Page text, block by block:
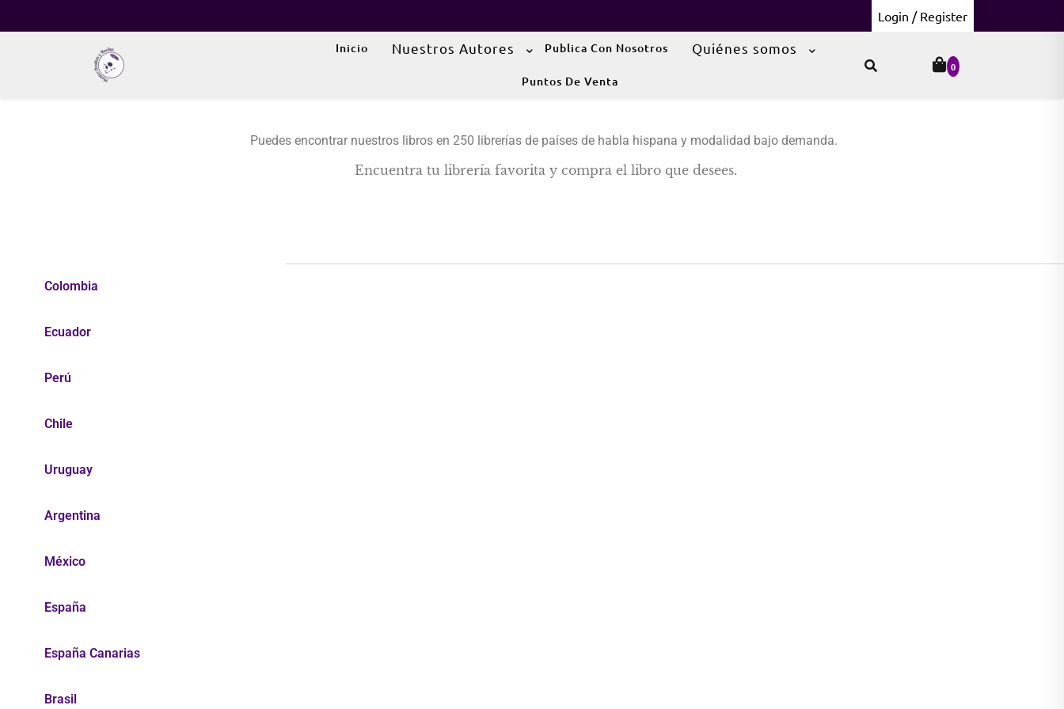
Login / Register
Inicio Nuestros Autores Publica Con Nosotros Quiénes somos
Puntos De Venta
0
Puedes encontrar nuestros libros en 250 librerías de países de habla hispana y modalidad bajo demanda.
Encuentra tu librería favorita y compra el libro que desees.
Colombia
Ecuador
Perú
Chile
Uruguay
Argentina
México
España
España Canarias
Brasil